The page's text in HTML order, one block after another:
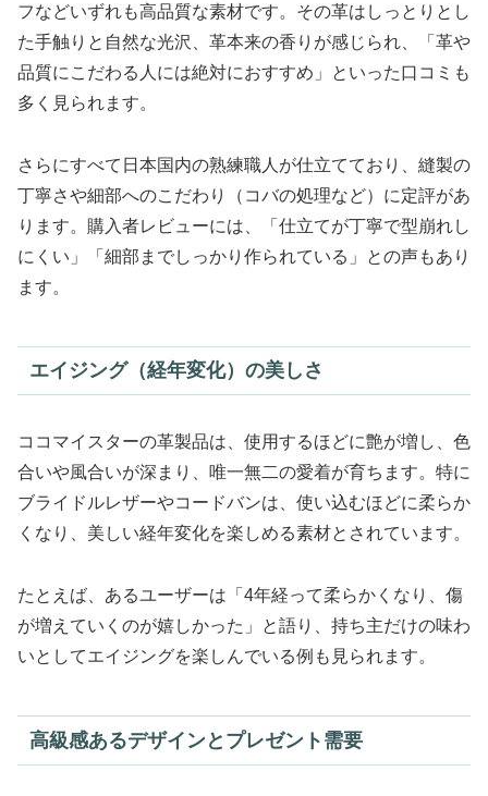
フなどいずれも高品質な素材です。その革はしっとりとし
た手触りと自然な光沢、革本来の香りが感じられ、「革や
品質にこだわる人には絶対におすすめ」といった口コミも
多く見られます。
さらにすべて日本国内の熟練職人が仕立てており、縫製の
丁寧さや細部へのこだわり（コバの処理など）に定評があ
ります。購入者レビューには、「仕立てが丁寧で型崩れし
にくい」「細部までしっかり作られている」との声もあり
ます。
エイジング（経年変化）の美しさ
ココマイスターの革製品は、使用するほどに艶が増し、色
合いや風合いが深まり、唯一無二の愛着が育ちます。特に
ブライドルレザーやコードバンは、使い込むほどに柔らか
くなり、美しい経年変化を楽しめる素材とされています。
たとえば、あるユーザーは「4年経って柔らかくなり、傷
が増えていくのが嬉しかった」と語り、持ち主だけの味わ
いとしてエイジングを楽しんでいる例も見られます。
高級感あるデザインとプレゼント需要